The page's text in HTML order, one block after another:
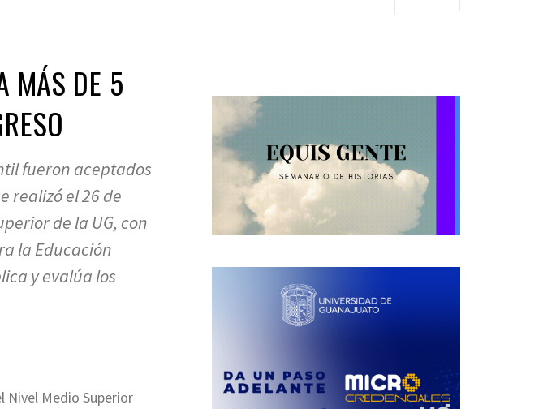
MÁS DE 5
fueron aceptados
realizó el 26 de
de la UG, con
la Educación
y evalúa los
Nivel Medio Superior